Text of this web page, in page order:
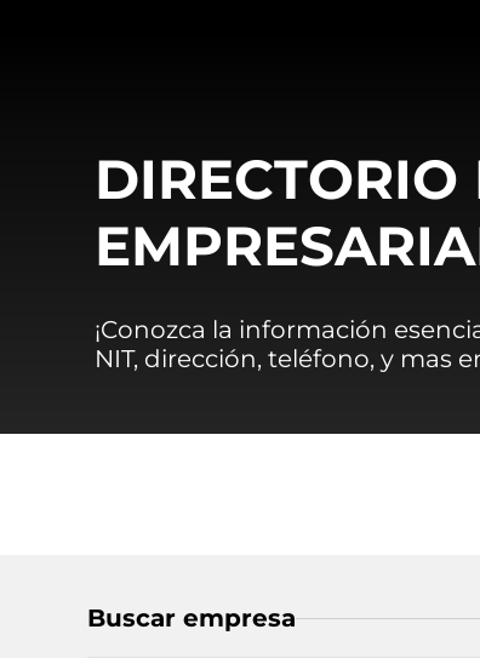
DIRECTORIO
¡Conozca la información
NIT, dirección, teléfono, y mas
Buscar empresa